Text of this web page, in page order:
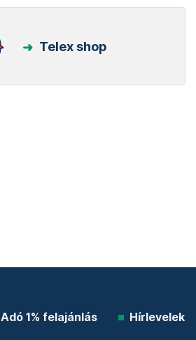
Telex shop
Adó 1% felajánlás Hírlevelek